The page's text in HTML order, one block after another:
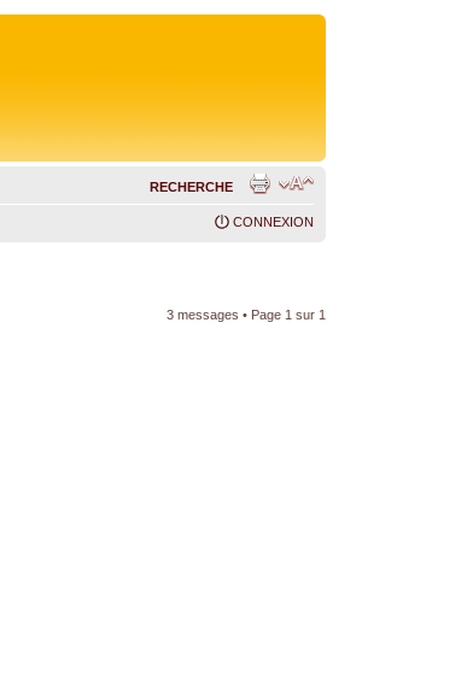
RECHERCHE
CONNEXION
3 messages • Page 1 sur 1